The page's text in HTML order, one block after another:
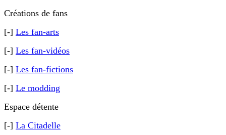
Créations de fans
[-] Les fan-arts
[-] Les fan-vidéos
[-] Les fan-fictions
[-] Le modding
Espace détente
[-] La Citadelle